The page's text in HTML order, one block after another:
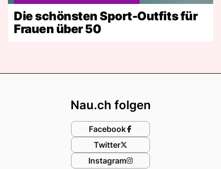
Die schönsten Sport-Outfits für
Frauen über 50
Nau.ch folgen
Facebook
Twitter
Instagram